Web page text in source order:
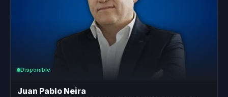
Disponible
Juan Pablo Neira